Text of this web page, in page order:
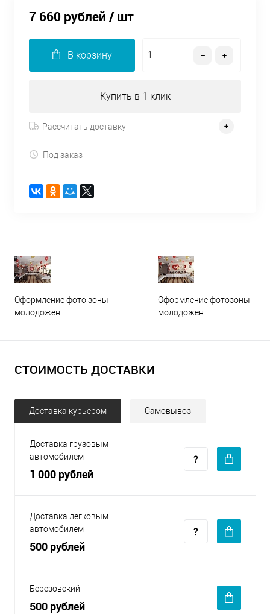
7 660 рублей / шт
В корзину
Купить в 1 клик
Рассчитать доставку
Под заказ
Оформление фото зоны
молодожен
Оформление фотозоны
молодожен
СТОИМОСТЬ ДОСТАВКИ
Доставка курьером Самовывоз
Доставка грузовым
автомобилем
1 000 рублей
Доставка легковым
автомобилем
500 рублей
Березовский
500 рублей